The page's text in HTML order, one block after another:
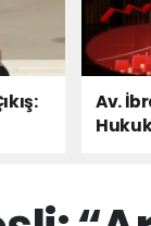
Av.